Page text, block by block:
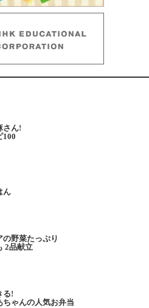
さん!
100
ん
の野菜たっぷり
2品献立
る!
ちゃんの人気お弁当